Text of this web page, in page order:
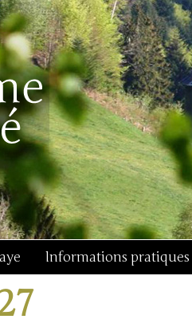
Informations pratiques